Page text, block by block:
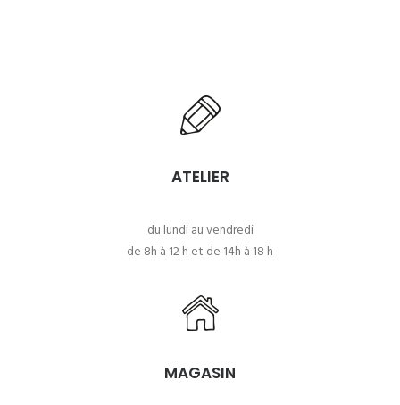
ATELIER
du lundi au vendredi
de 8h à 12 h et de 14h à 18 h
MAGASIN